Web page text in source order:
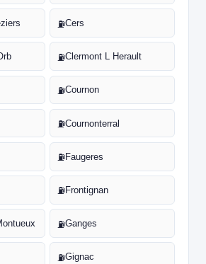
⛽Cers
⛽Clermont L Herault
⛽Cournon
⛽Cournonterral
⛽Faugeres
⛽Frontignan
⛽Ganges
⛽Gignac